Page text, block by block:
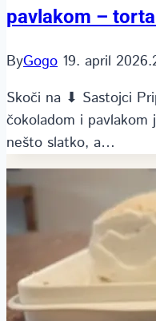
pavlakom –
ByGogo 19. april 2026.
Skoči na ⬇ Sastojci
čokoladom i pavlakom
nešto slatko, a…